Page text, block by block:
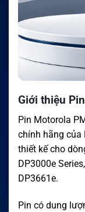
Giới thiệu
Pin Motorola
chính hãng
thiết kế cho
DP3000e
DP3661e.
Pin có dung